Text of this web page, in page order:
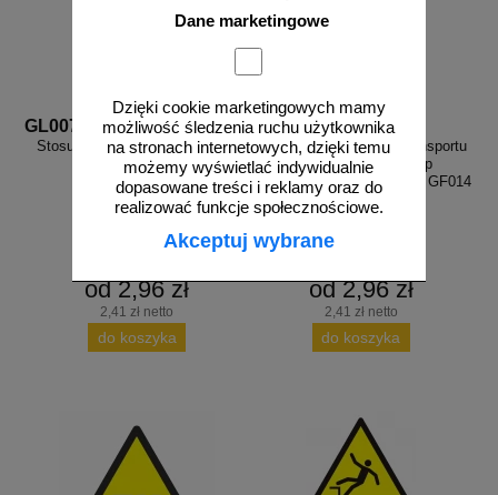
Dane marketingowe
Dzięki cookie marketingowych mamy
możliwość śledzenia ruchu użytkownika
na stronach internetowych, dzięki temu
możemy wyświetlać indywidualnie
dopasowane treści i reklamy oraz do
realizować funkcje społecznościowe.
Akceptuj wybrane
GL007
Stosuj ochronę stóp - znak bhp
nakazujący - GL007
od 2,96 zł
2,41 zł netto
do koszyka
GF014
Uwaga! urządzenie do transportu
poziomego - znak bhp
ostrzegający, informujący - GF014
od 2,96 zł
2,41 zł netto
do koszyka